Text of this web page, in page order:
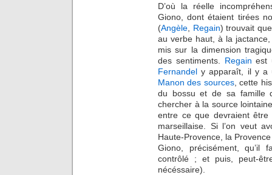
D’où la réelle
Giono, dont étaient tirées
(Angèle Regain) trouvait
au verbe haut, à la
mis sur la dimension
des sentiments. Regain est
Fernandel y apparaît, il y a
Manon des sources, cette
du bossu et de sa famille
chercher à la source
entre ce que devraient
marseillaise. Si l’on veut
Haute-Provence, la
Giono, précisément, qu’il
contrôlé ; et puis, peut-
nécéssaire).